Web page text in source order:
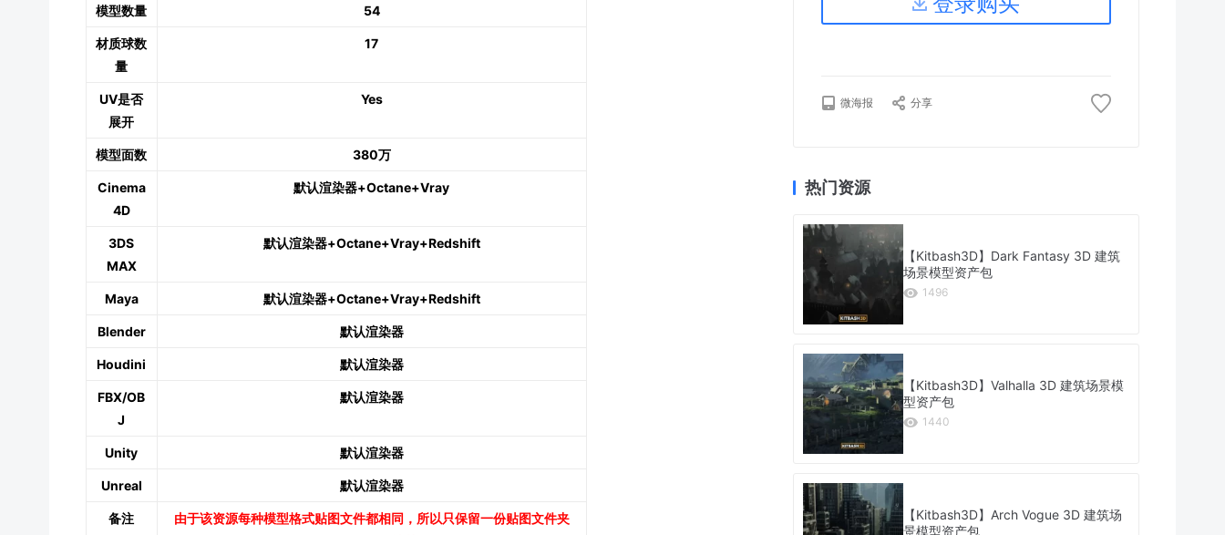
模型数量 54
材质球数
量
17
UV是否
展开
Yes
模型面数 380万
Cinema
4D
默认渲染器+Octane+Vray
3DS
MAX
默认渲染器+Octane+Vray+Redshift
Maya 默认渲染器+Octane+Vray+Redshift
Blender 默认渲染器
Houdini 默认渲染器
FBX/OB
J
默认渲染器
Unity 默认渲染器
Unreal 默认渲染器
备注
由于该资源每种模型格式贴图文件都相同，所以只保留一份贴图文件夹
微海报 分享
热门资源
【Kitbash3D】Dark Fantasy 3D 建筑
场景模型资产包
1496
【Kitbash3D】Valhalla 3D 建筑场景模
型资产包
1440
【Kitbash3D】Arch Vogue 3D 建筑场
景模型资产包